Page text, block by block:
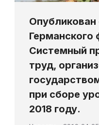
Опубликован
Германского
Системный
труд,
при сборе
2018 году.